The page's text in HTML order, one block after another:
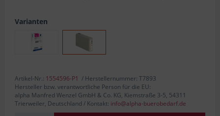
Varianten
Artikel-Nr.: 1554596-P1 / Herstellernummer: T7893
Hersteller bzw. verantwortliche Person für die EU:
alpha Manfred Wenzel GmbH & Co. KG, Kiemstraße 3-5, 54311
Trierweiler, Deutschland / Kontakt: info@alpha-buerobedarf.de